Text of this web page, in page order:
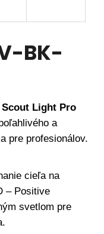
BK-
Light Pro
a
pre profesionálov.
cieľa na
– Positive
svetlom pre